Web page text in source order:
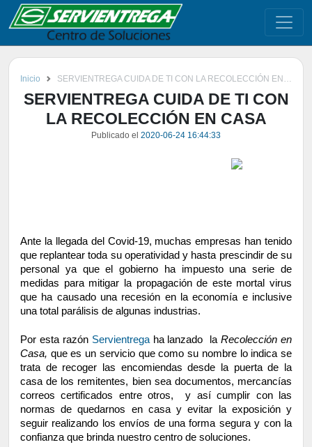
Inicio SERVIENTREGA CUIDA DE TI CON LA RECOLECCIÓN EN CASA
SERVIENTREGA CUIDA DE TI CON
LA RECOLECCIÓN EN CASA
Publicado el 2020-06-24 16:44:33
Ante la llegada del Covid-19, muchas empresas han tenido
que replantear toda su operatividad y hasta prescindir de su
personal ya que el gobierno ha impuesto una serie de
medidas para mitigar la propagación de este mortal virus
que ha causado una recesión en la economía e inclusive
una total parálisis de algunas industrias.
Por esta razón Servientrega ha lanzado  la Recolección en
Casa, que es un servicio que como su nombre lo indica se
trata de recoger las encomiendas desde la puerta de la
casa de los remitentes, bien sea documentos, mercancías
correos certificados entre otros,  y así cumplir con las
normas de quedarnos en casa y evitar la exposición y
seguir realizando los envíos de una forma segura y con la
confianza que brinda nuestro centro de soluciones.